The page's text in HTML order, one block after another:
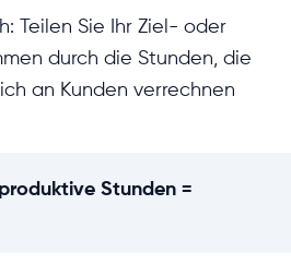
Teilen Sie Ihr Ziel- oder
durch die Stunden, die
an Kunden verrechnen
Stunden =